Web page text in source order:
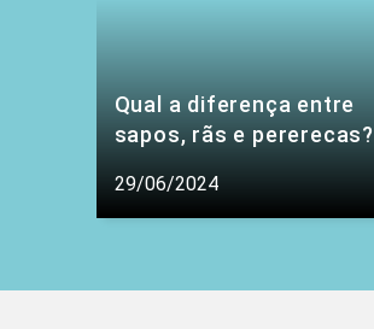
Qual a diferença entre
sapos, rãs e pererecas?
29/06/2024